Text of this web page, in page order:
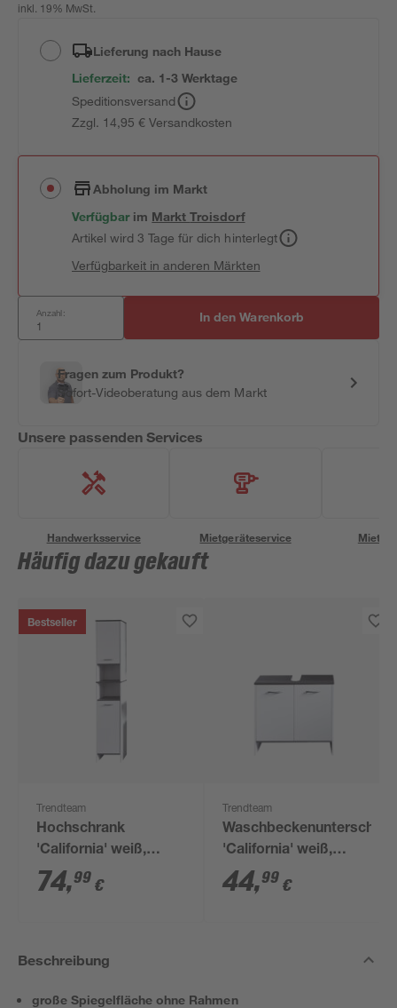
inkl. 19% MwSt.
Lieferung nach Hause
Lieferzeit: ca. 1-3 Werktage
Speditionsversand
Zzgl. 14,95 € Versandkosten
Abholung im Markt
Verfügbar im MarktTroisdorf
Artikel wird 3 Tage für dich hinterlegt
Verfügbarkeit in anderen Märkten
Anzahl: In den Warenkorb
Fragen zum Produkt?
Sofort-Videoberatung aus dem Markt
Unsere passenden Services
Handwerksservice Mietgeräteservice
Häufig dazu gekauft
Bestseller
Trendteam
Hochschrank
'California' weiß,
silbern 32 x 180 x 28
cm
74,99 €
Trendteam
'California' weiß,
silbern 60 x 55 x 28
cm
44,99 €
Beschreibung
große Spiegelfläche ohne Rahmen